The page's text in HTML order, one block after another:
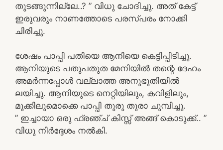
തുടങ്ങുന്നില്ലേ..? ” വിധു ചോദിച്ചു. അത് കേട്ട്
ഇരുവരും നാണത്തോടെ പരസ്പരം നോക്കി
ചിരിച്ചു.
ശേഷം പാപ്പി പതിയെ ആനിയെ കെട്ടിപ്പിടിച്ചു.
ആനിയുടെ പതുപതുത മേനിയിൽ തന്റെ ദേഹം
അമർന്നപ്പോൾ വല്ലാത്ത അനുഭൂതിയിൽ
ലയിച്ചു. ആനിയുടെ നെറ്റിയിലും, കവിളിലും,
മൂക്കിലുമൊക്കെ പാപ്പി തുരു തുരാ ചുമ്പിച്ചു.
” ഇച്ചായാ ഒരു ഫ്രഞ്ച് കിസ്സ് അങ്ങ് കൊടുക്ക്.. ”
വിധു നിർദ്ദേശം നൽകി.